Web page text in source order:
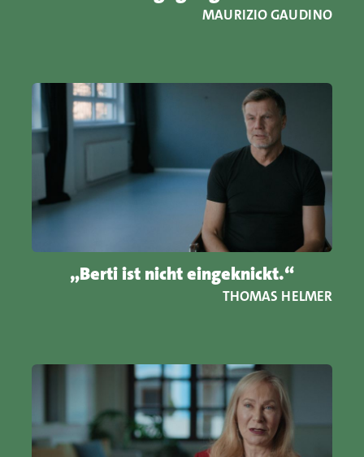
MAURIZIO GAUDINO
„Berti ist nicht eingeknickt.“
THOMAS HELMER